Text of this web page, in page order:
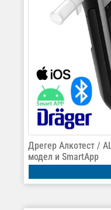
Дрегер Алкотест /
модел и SmartApp